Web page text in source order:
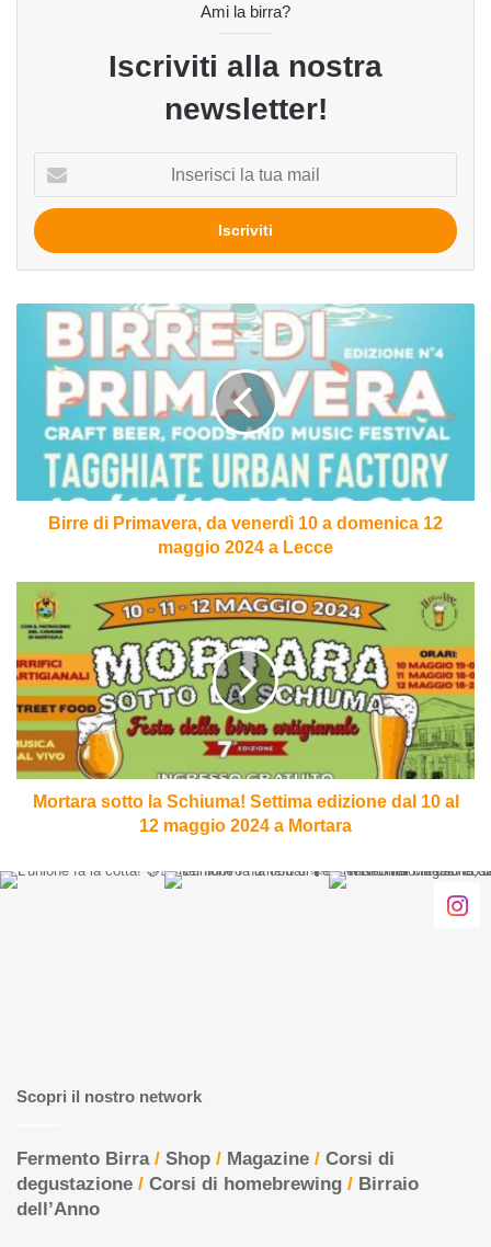
Ami la birra?
Iscriviti alla nostra
newsletter!
tua
mail
Birre
Primavera,
venerdì
domenica
12
maggio
Lecce
Birre di Primavera, da venerdì 10 a domenica 12
maggio 2024 a Lecce
Mortara
sotto
Schiuma!
Settima
edizione
dal
10
al
a
Mortara
Mortara sotto la Schiuma! Settima edizione dal 10 al
12 maggio 2024 a Mortara
Scopri il nostro network
Fermento Birra/ Shop / Magazine / Corsi di
degustazione / Corsi di homebrewing / Birraio
dell’Anno